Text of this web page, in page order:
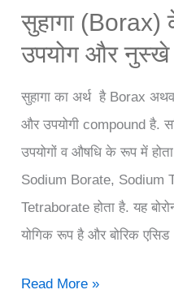
सुहागा
उपयोग और नुस्खे
सुहागा का अर्थ है Borax
और उपयोगी compound है.
उपयोगों व औषधि के रूप में
Sodium Borate, Sodium
Tetraborate होता है. यह
योगिक रूप है और बोरिक एसिड
सुहागा
Read More »